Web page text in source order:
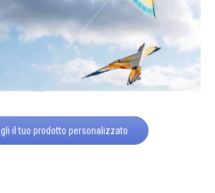
il tuo prodotto personalizzato